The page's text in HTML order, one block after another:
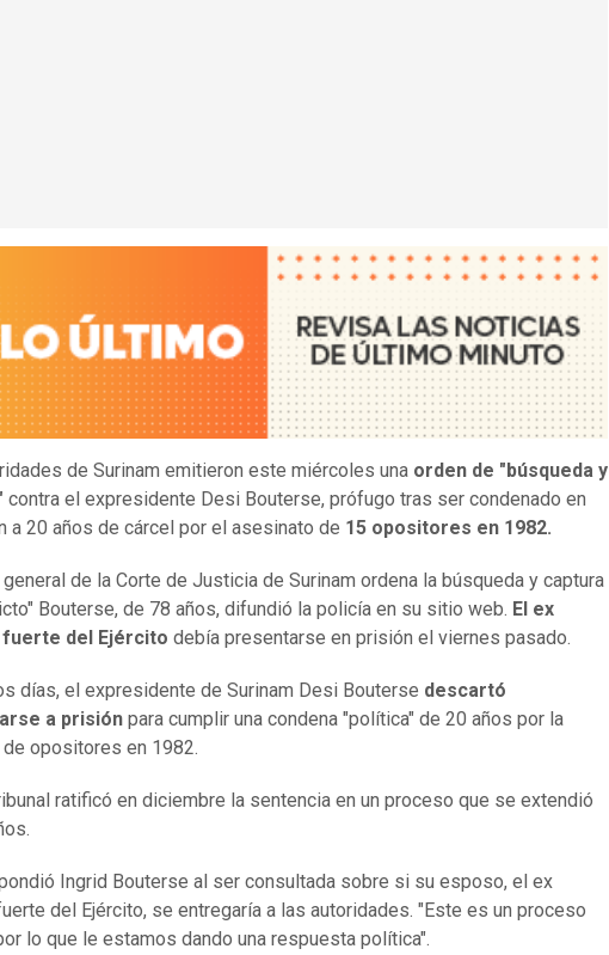
de Surinam emitieron este miércoles una orden de "búsqueda y
contra el expresidente Desi Bouterse, prófugo tras ser condenado en
a 20 años de cárcel por el asesinato de 15 opositores en 1982.
de la Corte de Justicia de Surinam ordena la búsqueda y captura
Bouterse, de 78 años, difundió la policía en su sitio web. El ex
del Ejército debía presentarse en prisión el viernes pasado.
días, el expresidente de Surinam Desi Bouterse descartó
a prisión para cumplir una condena "política" de 20 años por la
opositores en 1982.
ratificó en diciembre la sentencia en un proceso que se extendió
Ingrid Bouterse al ser consultada sobre si su esposo, el ex
del Ejército, se entregaría a las autoridades. "Este es un proceso
lo que le estamos dando una respuesta política".